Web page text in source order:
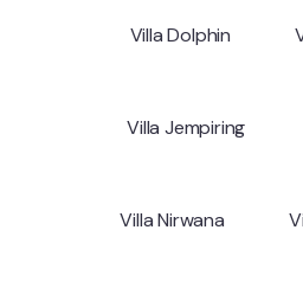
Villa Dolphin
Villa Jempiring
Villa Nirwana